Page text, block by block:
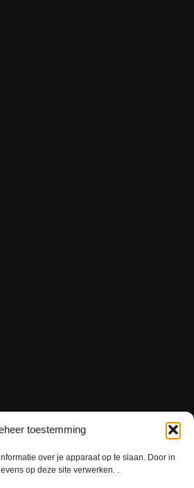
toestemming
over je apparaat op te slaan. Door in
op deze site verwerken. .